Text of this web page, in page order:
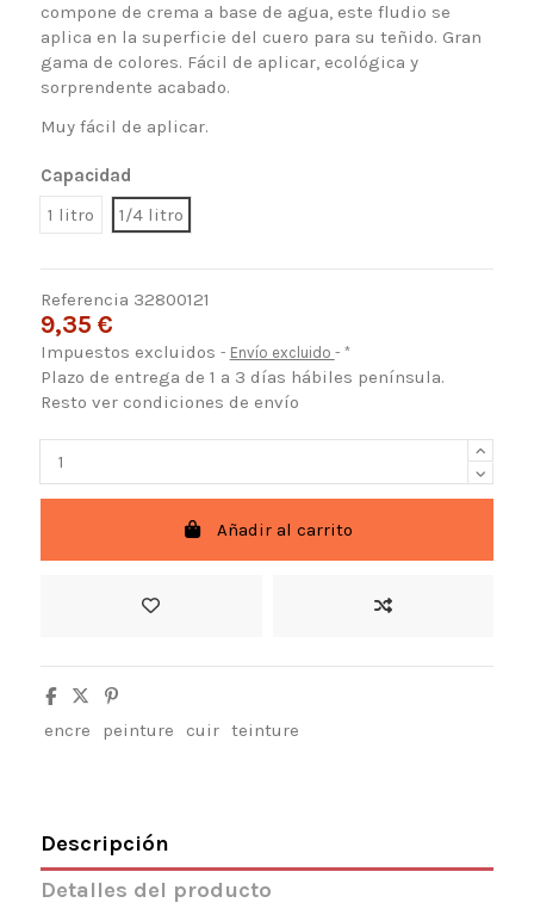
compone de crema a base de agua, este fludio se
aplica en la superficie del cuero para su teñido. Gran
gama de colores. Fácil de aplicar, ecológica y
sorprendente acabado.
Muy fácil de aplicar.
Capacidad
1 litro
1/4 litro
Referencia 32800121
9,35 €
Impuestos excluidos Envío excluido *
Plazo de entrega de 1 a 3 días hábiles península.
Resto ver condiciones de envío
Añadir al carrito
encre peinture cuir teinture
Descripción
Detalles del producto